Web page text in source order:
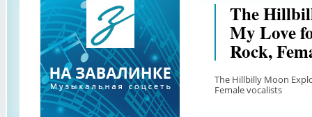
The
My Love
Rock,
The Hillbilly Moon
Female vocalists